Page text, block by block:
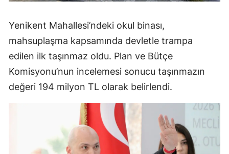
Yenikent Mahallesi’ndeki okul binası,
mahsuplaşma kapsamında devletle trampa
edilen ilk taşınmaz oldu. Plan ve Bütçe
Komisyonu’nun incelemesi sonucu taşınmazın
değeri 194 milyon TL olarak belirlendi.